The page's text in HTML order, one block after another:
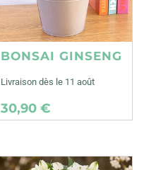
BONSAI GINSENG
Livraison dès le 11 août
30,90 €